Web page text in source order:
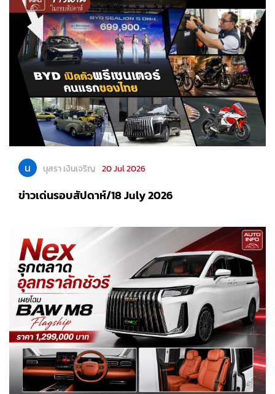
น นุสรา เงินเจริญ 20 Jul 2026
ข่าวเด่นรอบสัปดาห์/18 July 2026